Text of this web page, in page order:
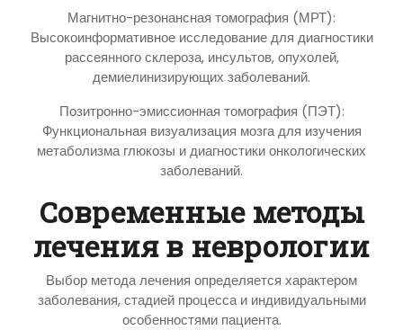
Магнитно-резонансная томография (МРТ):
Высокоинформативное исследование для диагностики
рассеянного склероза, инсультов, опухолей,
демиелинизирующих заболеваний.
Позитронно-эмиссионная томография (ПЭТ):
Функциональная визуализация мозга для изучения
метаболизма глюкозы и диагностики онкологических
заболеваний.
Современные методы
лечения в неврологии
Выбор метода лечения определяется характером
заболевания, стадией процесса и индивидуальными
особенностями пациента.